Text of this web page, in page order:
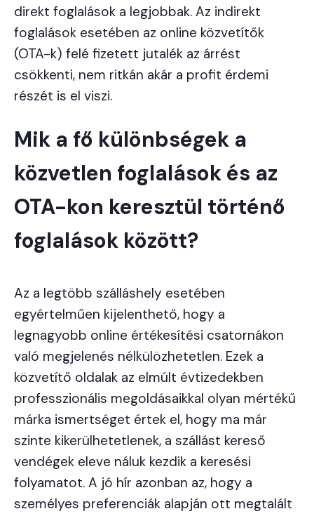
direkt foglalások a legjobbak. Az indirekt
foglalások esetében az online közvetítők
(OTA-k) felé fizetett jutalék az árrést
csökkenti, nem ritkán akár a profit érdemi
részét is el viszi.
Mik a fő különbségek a
közvetlen foglalások és az
OTA-kon keresztül történő
foglalások között?
Az a legtöbb szálláshely esetében
egyértelműen kijelenthető, hogy a
legnagyobb online értékesítési csatornákon
való megjelenés nélkülözhetetlen. Ezek a
közvetítő oldalak az elmúlt évtizedekben
professzionális megoldásaikkal olyan mértékű
márka ismertséget értek el, hogy ma már
szinte kikerülhetetlenek, a szállást kereső
vendégek eleve náluk kezdik a keresési
folyamatot. A jó hír azonban az, hogy a
személyes preferenciák alapján ott megtalált